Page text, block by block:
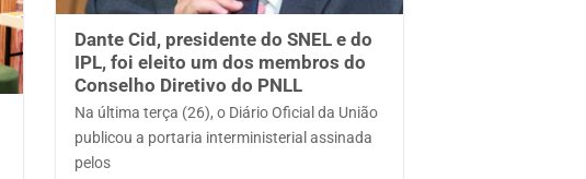
Dante Cid, presidente do SNEL e do
IPL, foi eleito um dos membros do
Conselho Diretivo do PNLL
Na última terça (26), o Diário Oficial da União
publicou a portaria interministerial assinada
pelos